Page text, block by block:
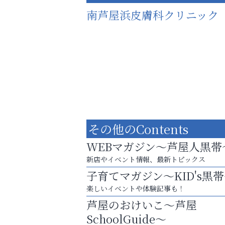
南芦屋浜皮膚科クリニック
お子さまにも大人にも、優しく寄り添う
OTTO南芦屋浜皮膚科クリニック、開院！
いわみ眼科
その他のContents
WEBマガジン～芦屋人黒帯
新店やイベント情報、最新トピックス
子育てマガジン～KID's黒
楽しいイベントや体験記事も！
芦屋のおけいこ～芦屋
SchoolGuide～